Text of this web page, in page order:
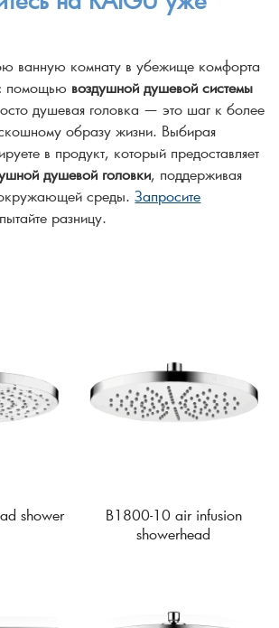
ванную комнату в убежище комфорта
помощью воздушной душевой системы
душевая головка — это шаг к более
образу жизни. Выбирая
в продукт, который предоставляет
душевой головки, поддерживая
среды.Запросите
разницу.
shower
B1800-10 air infusion
showerhead